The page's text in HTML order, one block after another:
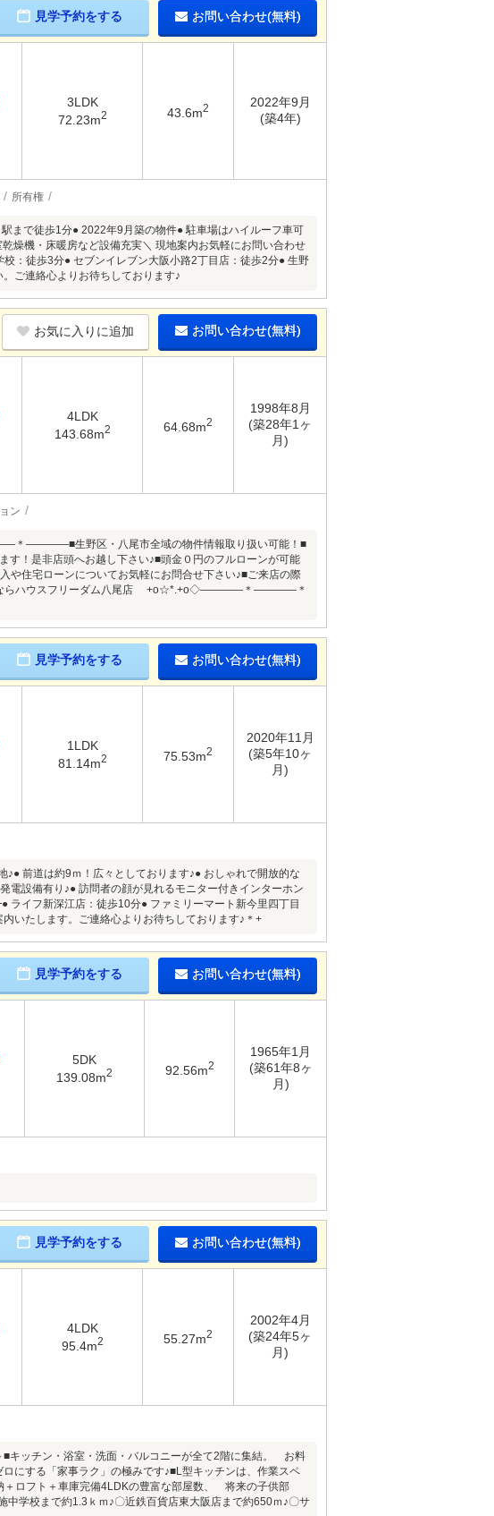
見学予約をする お問い合わせ(無料)
3LDK
72.23m2 43.6m2
2022年9月
(築4年)
所有権
歩1分● 2022年9月築の物件● 駐車場はハイルーフ車可
燥機・床暖房など設備充実＼ 現地案内お気軽にお問い合わせ
分● セブンイレブン大阪小路2丁目店：徒歩2分● 生野
ご連絡心よりお待ちしております♪
お気に入りに追加 お問い合わせ(無料)
4LDK
143.68m2 64.68m2
1998年8月
(築28年1ヶ
月)
ン
生野区・八尾市全域の物件情報取り扱い可能！■
！是非店頭へお越し下さい♪■頭金０円のフルローンが可能
住宅ローンについてお気軽にお問合せ下さい♪■ご来店の際
】ならハウスフリーダム八尾店 +o☆*.+o◇――――＊――――＊
見学予約をする お問い合わせ(無料)
1LDK
81.14m2 75.53m2
2020年11月
(築5年10ヶ
月)
道は約9ｍ！広々としております♪● おしゃれで開放的な
電設備有り♪● 訪問者の顔が見れるモニター付きインターホン
新深江店：徒歩10分● ファミリーマート新今里四丁目
いたします。ご連絡心よりお待ちしております♪＊+
見学予約をする お問い合わせ(無料)
5DK
139.08m2 92.56m2
1965年1月
(築61年8ヶ
月)
見学予約をする お問い合わせ(無料)
4LDK
95.4m2 55.27m2
2002年4月
(築24年5ヶ
月)
■キッチン・浴室・洗面・バルコニーが全て2階に集結。 お料
にする「家事ラク」の極みです♪■L型キッチンは、作業スペ
ロフト＋車庫完備4LDKの豊富な部屋数、 将来の子供部
学校まで約1.3ｋｍ♪〇近鉄百貨店東大阪店まで約650ｍ♪〇サ